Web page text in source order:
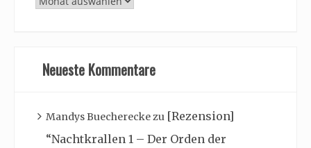
Archiv
Neueste Kommentare
Mandys Buechereckezu [Rezension]
“Nachtkrallen 1 – Der Orden der